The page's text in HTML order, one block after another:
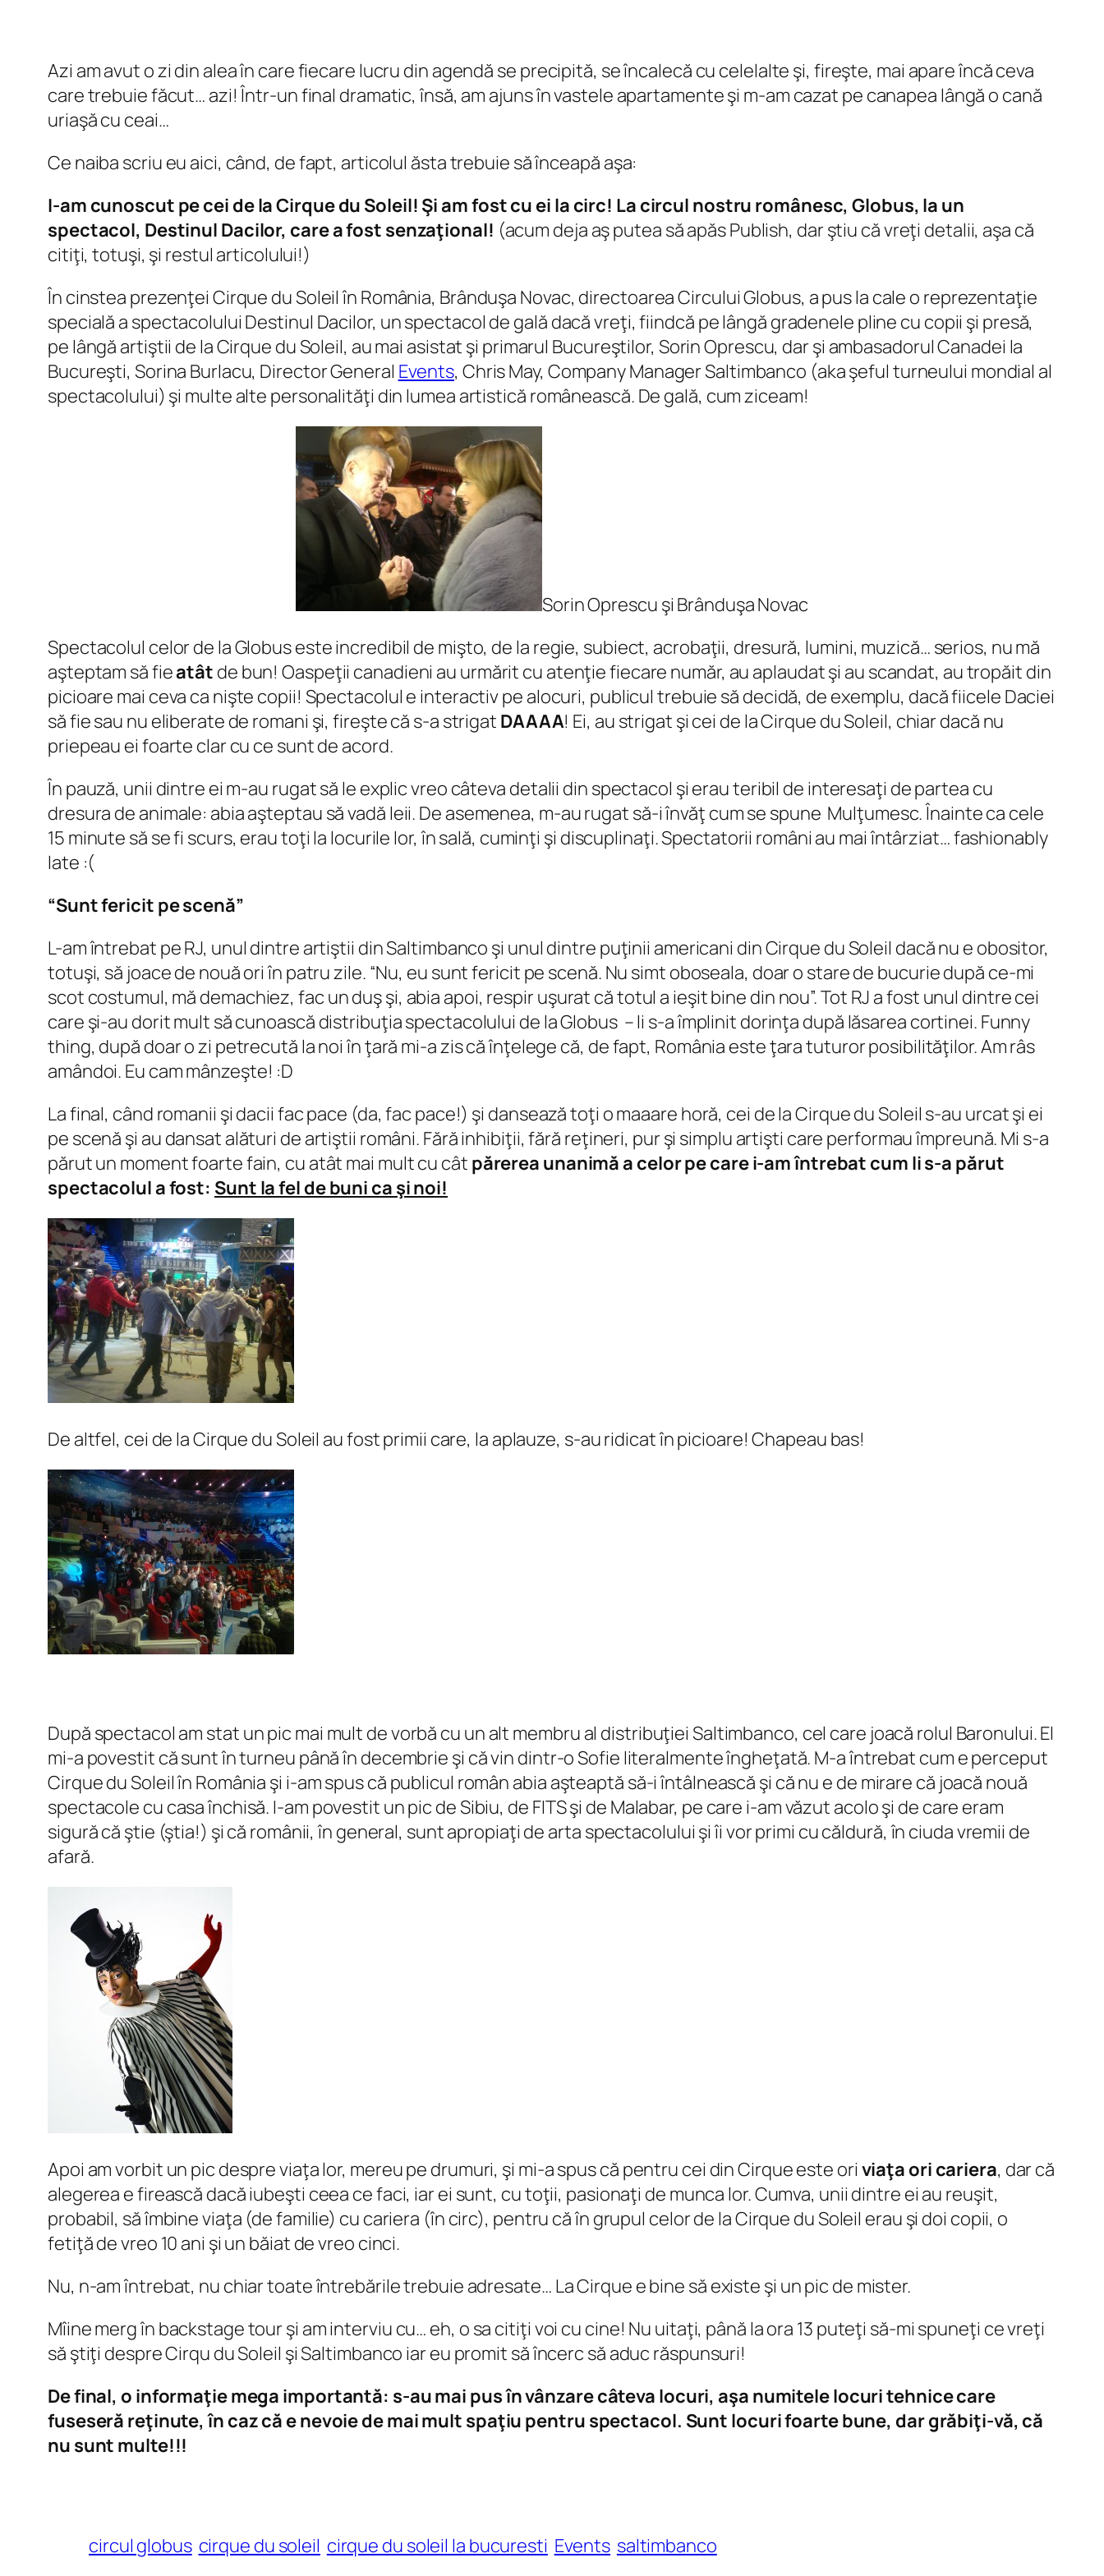
Azi am avut o zi din alea în care fiecare lucru din agendă se precipită, se încalecă cu celelalte şi, fireşte, mai apare încă ceva
care trebuie făcut… azi! Într-un final dramatic, însă, am ajuns în vastele apartamente şi m-am cazat pe canapea lângă o cană
uriaşă cu ceai…
Ce naiba scriu eu aici, când, de fapt, articolul ăsta trebuie să înceapă aşa:
I-am cunoscut pe cei de la Cirque du Soleil! Şi am fost cu ei la circ! La circul nostru românesc, Globus, la un
spectacol, Destinul Dacilor, care a fost senzaţional! (acum deja aş putea să apăs Publish, dar ştiu că vreţi detalii, aşa că
citiţi, totuşi, şi restul articolului!)
În cinstea prezenţei Cirque du Soleil în România, Brânduşa Novac, directoarea Circului Globus, a pus la cale o reprezentaţie
specială a spectacolului Destinul Dacilor, un spectacol de gală dacă vreţi, fiindcă pe lângă gradenele pline cu copii şi presă,
pe lângă artiştii de la Cirque du Soleil, au mai asistat şi primarul Bucureştilor, Sorin Oprescu, dar şi ambasadorul Canadei la
Bucureşti, Sorina Burlacu, Director General Events, Chris May, Company Manager Saltimbanco (aka şeful turneului mondial al
spectacolului) şi multe alte personalităţi din lumea artistică românească. De gală, cum ziceam!
Sorin Oprescu şi Brânduşa Novac
Spectacolul celor de la Globus este incredibil de mişto, de la regie, subiect, acrobaţii, dresură, lumini, muzică… serios, nu mă
aşteptam să fieatât de bun! Oaspeţii canadieni au urmărit cu atenţie fiecare număr, au aplaudat şi au scandat, au tropăit din
picioare mai ceva ca nişte copii! Spectacolul e interactiv pe alocuri, publicul trebuie să decidă, de exemplu, dacă fiicele Daciei
să fie sau nu eliberate de romani şi, fireşte că s-a strigat DAAAA! Ei, au strigat şi cei de la Cirque du Soleil, chiar dacă nu
priepeau ei foarte clar cu ce sunt de acord.
În pauză, unii dintre ei m-au rugat să le explic vreo câteva detalii din spectacol şi erau teribil de interesaţi de partea cu
dresura de animale: abia aşteptau să vadă leii. De asemenea, m-au rugat să-i învăţ cum se spune Mulţumesc. Înainte ca cele
15 minute să se fi scurs, erau toţi la locurile lor, în sală, cuminţi şi discuplinaţi. Spectatorii români au mai întârziat…fashionably
late :(
“Sunt fericit pe scenă”
L-am întrebat pe RJ, unul dintre artiştii din Saltimbanco şi unul dintre puţinii americani din Cirque du Soleil dacă nu e obositor,
totuşi, să joace de nouă ori în patru zile. “Nu, eu sunt fericit pe scenă. Nu simt oboseala, doar o stare de bucurie după ce-mi
scot costumul, mă demachiez, fac un duş şi, abia apoi, respir uşurat că totul a ieşit bine din nou”. Tot RJ a fost unul dintre cei
care şi-au dorit mult să cunoască distribuţia spectacolului de la Globus – li s-a împlinit dorinţa după lăsarea cortinei. Funny
thing, după doar o zi petrecută la noi în ţară mi-a zis că înţelege că, de fapt, România este ţara tuturor posibilităţilor. Am râs
amândoi. Eu cam mânzeşte! :D
La final, când romanii şi dacii fac pace (da, fac pace!) şi dansează toţi o maaare horă, cei de la Cirque du Soleil s-au urcat şi ei
pe scenă şi au dansat alături de artiştii români. Fără inhibiţii, fără reţineri, pur şi simplu artişti care performau împreună. Mi s-a
părut un moment foarte fain, cu atât mai mult cu cât părerea unanimă a celor pe care i-am întrebat cum li s-a părut
spectacolul a fost: Sunt la fel de buni ca şi noi!
De altfel, cei de la Cirque du Soleil au fost primii care, la aplauze, s-au ridicat în picioare! Chapeau bas!
După spectacol am stat un pic mai mult de vorbă cu un alt membru al distribuţiei Saltimbanco, cel care joacă rolul Baronului. El
mi-a povestit că sunt în turneu până în decembrie şi că vin dintr-o Sofie literalmente îngheţată. M-a întrebat cum e perceput
Cirque du Soleil în România şi i-am spus că publicul român abia aşteaptă să-i întâlnească şi că nu e de mirare că joacă nouă
spectacole cu casa închisă. I-am povestit un pic de Sibiu, de FITS şi de Malabar, pe care i-am văzut acolo şi de care eram
sigură că ştie (ştia!) şi că românii, în general, sunt apropiaţi de arta spectacolului şi îi vor primi cu căldură, în ciuda vremii de
afară.
Apoi am vorbit un pic despre viaţa lor, mereu pe drumuri, şi mi-a spus că pentru cei din Cirque este ori viaţa ori cariera, dar că
alegerea e firească dacă iubeşti ceea ce faci, iar ei sunt, cu toţii, pasionaţi de munca lor. Cumva, unii dintre ei au reuşit,
probabil, să îmbine viaţa (de familie) cu cariera (în circ), pentru că în grupul celor de la Cirque du Soleil erau şi doi copii, o
fetiţă de vreo 10 ani şi un băiat de vreo cinci.
Nu, n-am întrebat, nu chiar toate întrebările trebuie adresate… La Cirque e bine să existe şi un pic de mister.
Mîine merg în backstage tour şi am interviu cu… eh, o sa citiţi voi cu cine! Nu uitaţi, până la ora 13 puteţi să-mi spuneţi ce vreţi
să ştiţi despre Cirqu du Soleil şi Saltimbanco iar eu promit să încerc să aduc răspunsuri!
De final, o informaţie mega importantă: s-au mai pus în vânzare câteva locuri, aşa numitele locuri tehnice care
fuseseră reţinute, în caz că e nevoie de mai mult spaţiu pentru spectacol. Sunt locuri foarte bune, dar grăbiţi-vă, că
nu sunt multe!!!
circul globus cirque du soleil cirque du soleil la bucuresti Events saltimbanco